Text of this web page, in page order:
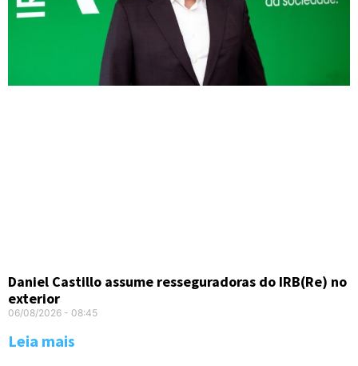
Daniel Castillo assume resseguradoras do IRB(Re) no
exterior
06/08/2026 08:45
Leia mais